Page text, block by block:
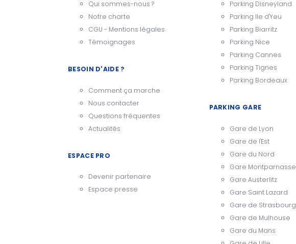
Qui sommes-nous ?
Notre charte
CGU - Mentions légales
Témoignages
BESOIN D'AIDE ?
Comment ça marche
Nous contacter
Questions fréquentes
Actualités
ESPACE PRO
Devenir partenaire
Espace presse
Parking Disneyland
Parking Ile d'Yeu
Parking Biarritz
Parking Nice
Parking Cannes
Parking Tignes
Parking Bordeaux
PARKING GARE
Gare de Lyon
Gare de l'Est
Gare du Nord
Gare Montparnasse
Gare Austerlitz
Gare Saint Lazard
Gare de Strasbourg
Gare de Mulhouse
Gare du Mans